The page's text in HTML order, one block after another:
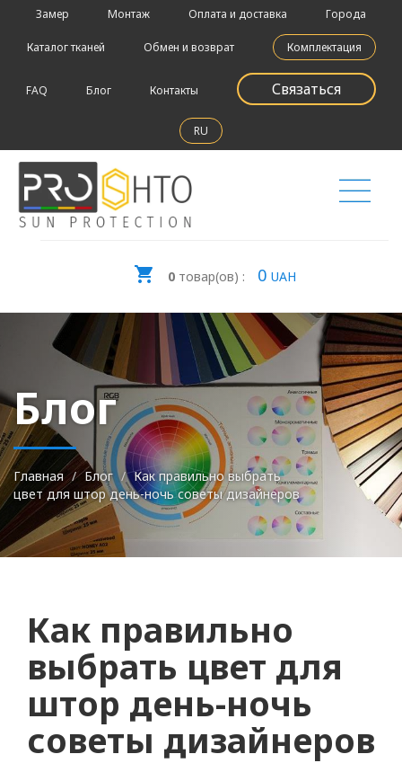
Замер Монтаж Оплата и доставка Города
Каталог тканей Обмен и возврат Комплектация
FAQ Блог Контакты Связаться
RU
0товар(ов) : 0 UAH
Блог
Главная Блог
Как правильно выбрать
цвет для штор день-ночь советы дизайнеров
Как правильно
выбрать цвет для
штор день-ночь
советы дизайнеров